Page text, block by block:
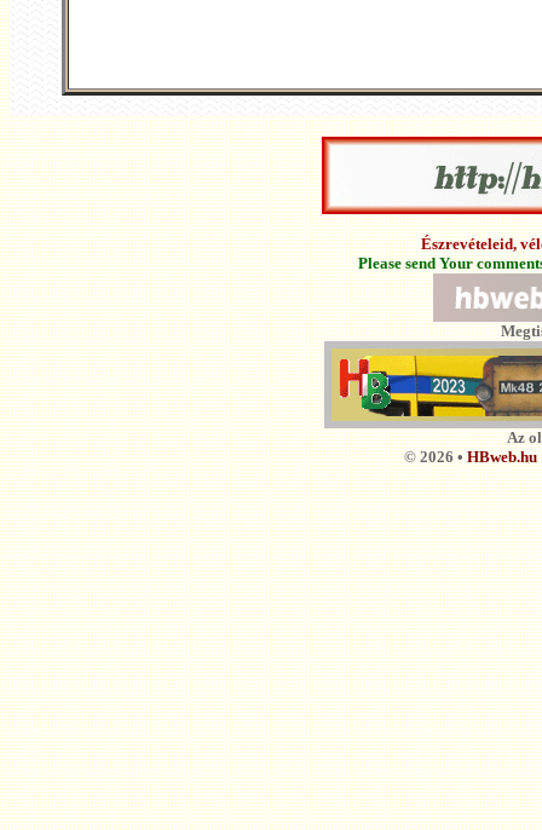
Észrevételeid,
Please send Your
Az
© 2026 •HBweb.hu